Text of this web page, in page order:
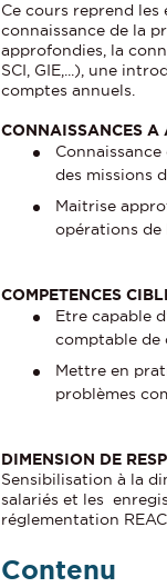
Ce cours reprend les
connaissance de la
approfondies, la
SCI, GIE,...), une
comptes annuels.
CONNAISSANCES A
des missions
Maitrise
opérations de
COMPETENCES
Etre capable
comptable de
Mettre en
problèmes
DIMENSION DE
Sensibilisation à la
salariés et les
réglementation
Contenu